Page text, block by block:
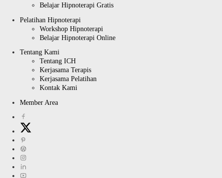
Belajar Hipnoterapi Gratis
Pelatihan Hipnoterapi
Workshop Hipnoterapi
Belajar Hipnoterapi Online
Tentang Kami
Tentang ICH
Kerjasama Terapis
Kerjasama Pelatihan
Kontak Kami
Member Area